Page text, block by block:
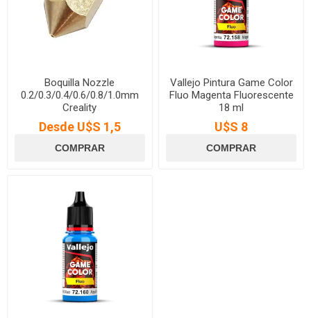
Boquilla Nozzle
0.2/0.3/0.4/0.6/0.8/1.0mm
Creality
Desde U$S 1,5
Vallejo Pintura Game Color
Fluo Magenta Fluorescente
18 ml
U$S 8